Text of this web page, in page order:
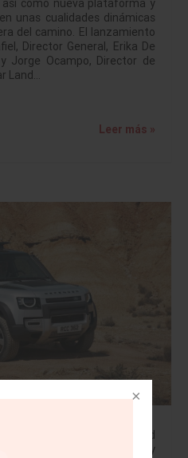
como nueva plataforma y
unas cualidades dinámicas
del camino. El lanzamiento
Director General, Erika De
Jorge Ocampo, Director de
Land…
Leer más »
en México
generación de Land
su silueta inconfundible y